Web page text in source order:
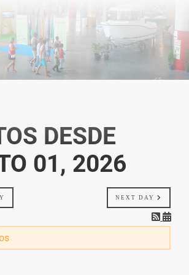
DESDE
01, 2026
NEXT DAY